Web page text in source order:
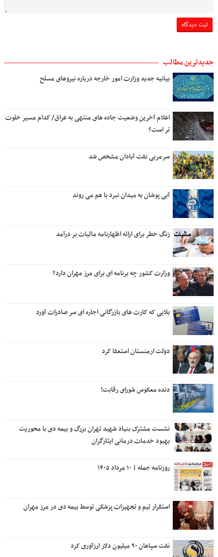
جدیدترین مطالب
بیانیه جدید وزارت امور خارجه درباره نیروهای مسلح
اعلام آخرین وضعیت جاده های منتهی به عراق/ کدام مسیر خلوت
تر است؟
سرمربی نفت آبادان مشخص شد
آبی پوشان به میدان نبرد با هم می روند
زنگ خطر برای ارائه اظهارنامه مالیات بر درآمد
وزارت کشور چه برنامه ای برای مرز مهران دارد؟
بلایی که کارت های بازرگانی اجاره ای سر صادرات آورد
دولت ارمنستان استعفا کرد
دنده معکوس شورای رقابت!
نشست مشترک بنیاد شهید تهران بزرگ و بیمه دی با محوریت
بهبود خدمات درمانی ایثارگران
روزنامه جمله | ۱۰ مرداد ۱۴۰۵
استقرار تیم و تجهیزات پزشکی توسط بیمه دی در مرز مهران
نفت سپاهان ۹۰ میلیون دلار ارزآوری کرد